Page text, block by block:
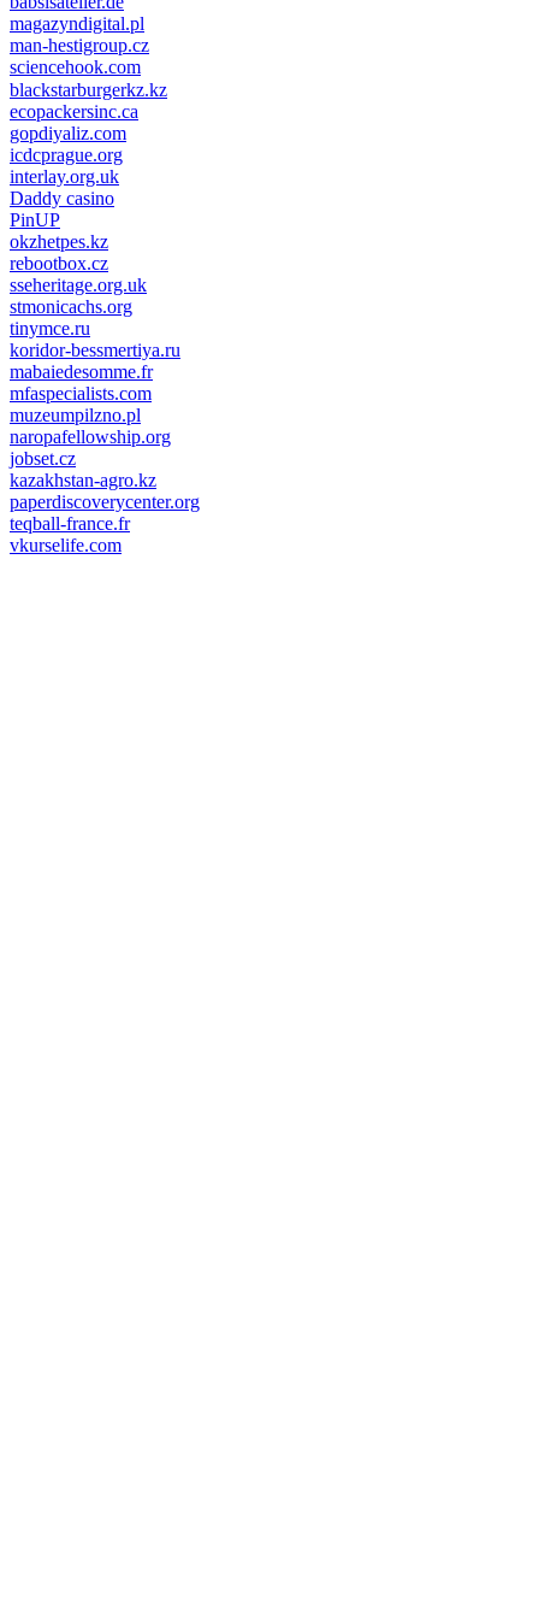
magazyndigital.pl
man-hestigroup.cz
sciencehook.com
олимп казино
blackstarburgerkz.kz
ecopackersinc.ca
gopdiyaliz.com
icdcprague.org
interlay.org.uk
Daddy casino
PinUP
okzhetpes.kz
rebootbox.cz
sseheritage.org.uk
stmonicachs.org
tinymce.ru
koridor-bessmertiya.ru
mabaiedesomme.fr
mfaspecialists.com
muzeumpilzno.pl
naropafellowship.org
jobset.cz
kazakhstan-agro.kz
paperdiscoverycenter.org
teqball-france.fr
vkurselife.com